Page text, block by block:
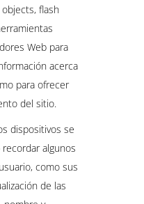
flash
Web para
acerca
para ofrecer
del sitio.
dispositivos se
algunos
como sus
de las